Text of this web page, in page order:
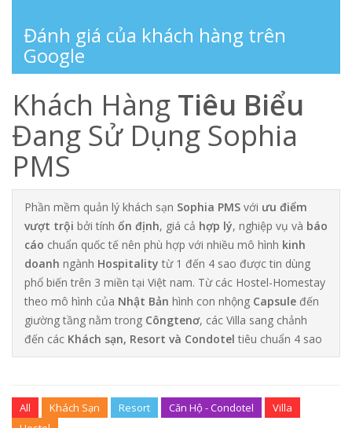
Đánh giá của khách hàng trên
Google
Khách Hàng Tiêu Biểu
Đang Sử Dụng Sophia
PMS
Phần mềm quản lý khách sạn Sophia PMS với ưu điểm
vượt trội bởi tính ổn định, giá cả hợp lý, nghiệp vụ và báo
cáo chuẩn quốc tế nên phù hợp với nhiều mô hình kinh
doanh ngành Hospitality từ 1 đến 4 sao được tin dùng
phổ biến trên 3 miền tại Việt nam. Từ các Hostel-Homestay
theo mô hình của Nhật Bản hình con nhộng Capsule đến
giường tầng nằm trong Côngtenơ, các Villa sang chảnh
đến các Khách sạn, Resort và Condotel tiêu chuẩn 4 sao
All Khách Sạn Resort Căn Hộ - Condotel
Villa